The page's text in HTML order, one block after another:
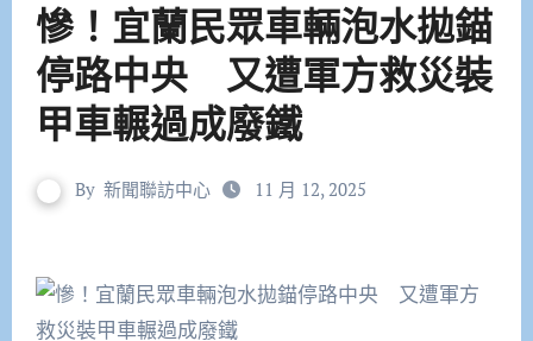
慘！宜蘭民眾車輛泡水拋錨
停路中央 又遭軍方救災裝
甲車輾過成廢鐵
By 新聞聯訪中心 11 月 12, 2025